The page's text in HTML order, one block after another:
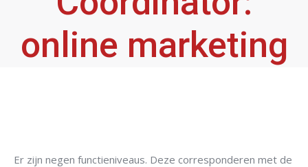
online marketing
Er zijn negen functieniveaus. Deze corresponderen met de